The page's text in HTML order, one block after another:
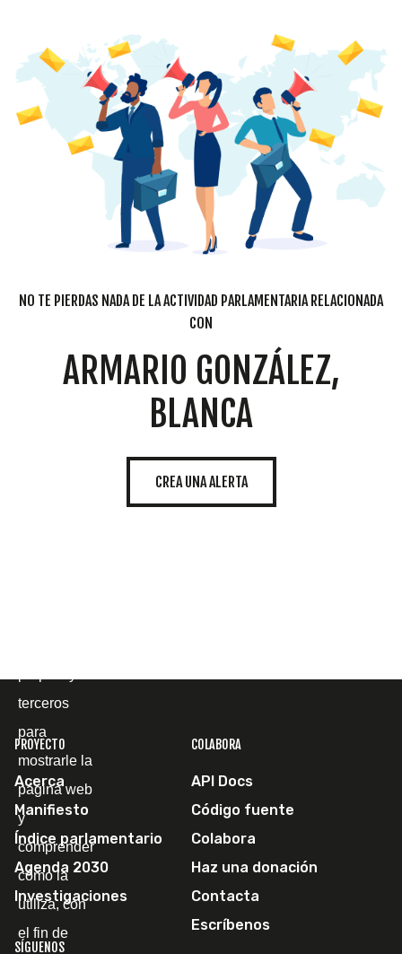
NO TE PIERDAS NADA DE LA ACTIVIDAD PARLAMENTARIA RELACIONADA
CON
ARMARIO GONZÁLEZ,
BLANCA
CREA UNA ALERTA
PROYECTO
Acerca
Manifiesto
Índice parlamentario
Agenda 2030
Investigaciones
COLABORA
API Docs
Código fuente
Colabora
Haz una donación
Contacta
Escríbenos
SÍGUENOS
terceros
para
mostrarle la
página web
y
comprender
cómo la
utiliza, con
el fin de